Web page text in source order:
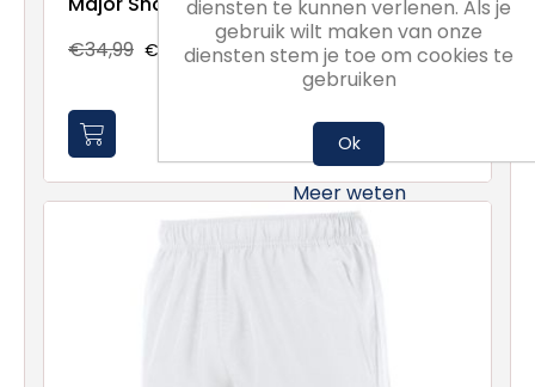
€34,99 €26,24
diensten te kunnen verlenen. Als je
gebruik wilt maken van onze
diensten stem je toe om cookies te
gebruiken
Ok
Meer weten